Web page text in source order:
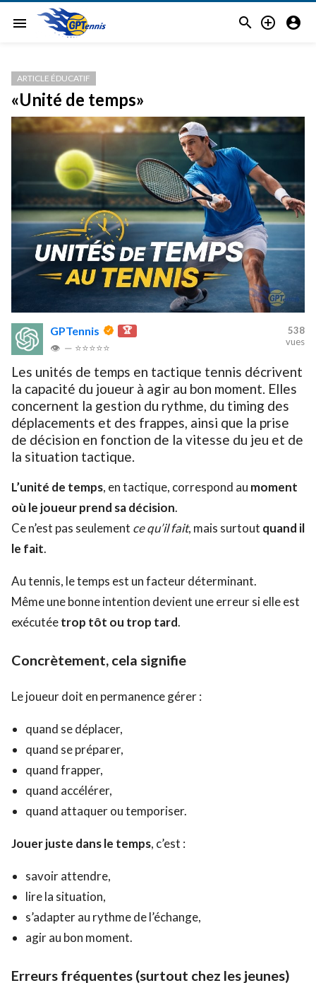
menu   
ARTICLE ÉDUCATIF
«Unité de temps»
GPTennis 🏆
👁 — ⭐⭐⭐⭐⭐
538
vues
Les unités de temps en tactique tennis décrivent
la capacité du joueur à agir au bon moment. Elles
concernent la gestion du rythme, du timing des
déplacements et des frappes, ainsi que la prise
de décision en fonction de la vitesse du jeu et de
la situation tactique.
L’unité de temps, en tactique, correspond au moment
où le joueur prend sa décision.
Ce n’est pas seulement ce qu’il fait, mais surtout quand il
le fait.
Au tennis, le temps est un facteur déterminant.
Même une bonne intention devient une erreur si elle est
exécutéetrop tôt ou trop tard.
Concrètement, cela signifie
Le joueur doit en permanence gérer :
quand se déplacer,
quand se préparer,
quand frapper,
quand accélérer,
quand attaquer ou temporiser.
Jouer juste dans le temps, c’est :
savoir attendre,
lire la situation,
s’adapter au rythme de l’échange,
agir au bon moment.
Erreurs fréquentes (surtout chez les jeunes)